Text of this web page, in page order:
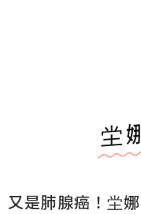
坣
又是肺腺癌！坣